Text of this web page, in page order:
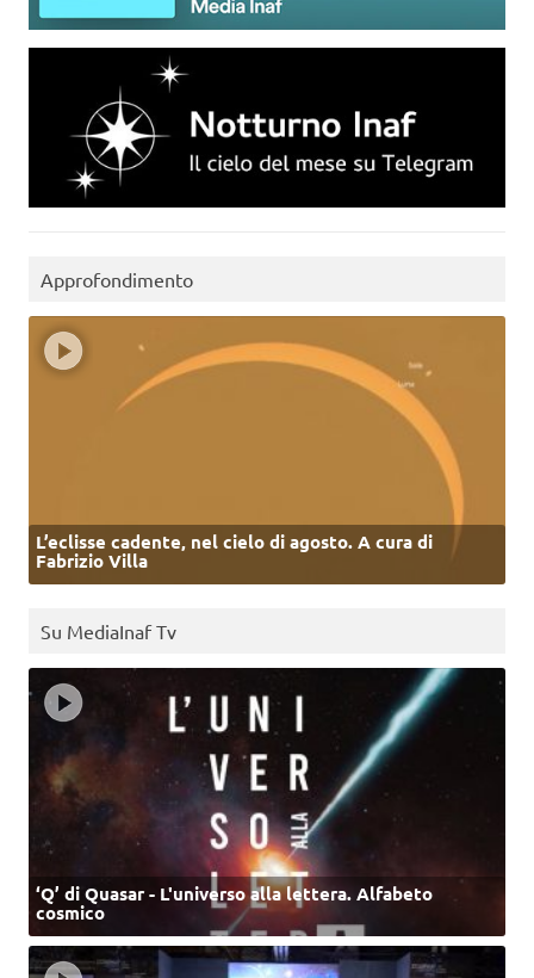
Approfondimento
L’eclisse cadente, nel cielo di agosto. A cura di
Fabrizio Villa
Su MediaInaf Tv
‘Q’ di Quasar - L'universo alla lettera. Alfabeto
cosmico